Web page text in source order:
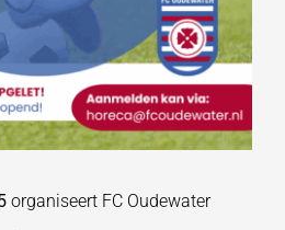
organiseert FC Oudewater